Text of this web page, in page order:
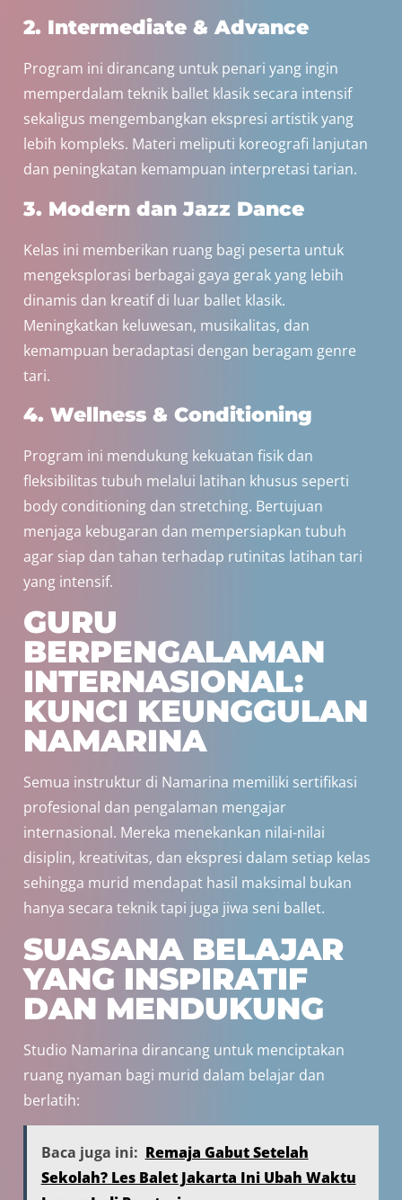
2. Intermediate & Advance
Program ini dirancang untuk penari yang ingin
memperdalam teknik ballet klasik secara intensif
sekaligus mengembangkan ekspresi artistik yang
lebih kompleks. Materi meliputi koreografi lanjutan
dan peningkatan kemampuan interpretasi tarian.
3. Modern dan Jazz Dance
Kelas ini memberikan ruang bagi peserta untuk
mengeksplorasi berbagai gaya gerak yang lebih
dinamis dan kreatif di luar ballet klasik.
Meningkatkan keluwesan, musikalitas, dan
kemampuan beradaptasi dengan beragam genre
tari.
4. Wellness & Conditioning
Program ini mendukung kekuatan fisik dan
fleksibilitas tubuh melalui latihan khusus seperti
body conditioning dan stretching. Bertujuan
menjaga kebugaran dan mempersiapkan tubuh
agar siap dan tahan terhadap rutinitas latihan tari
yang intensif.
GURU
BERPENGALAMAN
INTERNASIONAL:
KUNCI KEUNGGULAN
NAMARINA
Semua instruktur di Namarina memiliki sertifikasi
profesional dan pengalaman mengajar
internasional. Mereka menekankan nilai-nilai
disiplin, kreativitas, dan ekspresi dalam setiap kelas
sehingga murid mendapat hasil maksimal bukan
hanya secara teknik tapi juga jiwa seni ballet.
SUASANA BELAJAR
YANG INSPIRATIF
DAN MENDUKUNG
Studio Namarina dirancang untuk menciptakan
ruang nyaman bagi murid dalam belajar dan
berlatih:
Baca juga ini: Remaja Gabut Setelah
Sekolah? Les Balet Jakarta Ini Ubah Waktu